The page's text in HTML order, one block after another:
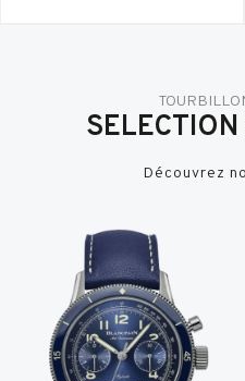
Découvrez